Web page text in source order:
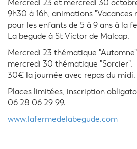
Mercredi 23 et mercredi 30
9h30 à 16h, animations "Vacances
pour les enfants de 5 à 9 ans à la
La begude à St Victor de Malcap.
Mercredi 23 thématique
mercredi 30 thématique "Sorcier".
30€ la journée avec repas du midi.
Places limitées, inscription
06 28 06 29 99.
www.lafermedelabegude.com